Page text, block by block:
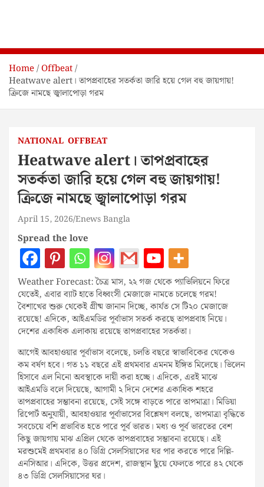
Home Offbeat
Heatwave alert। তাপপ্রবাহের সতর্কতা জারি হয়ে গেল বহু জায়গায়!
ক্রিজে নামছে জ্বালাপোড়া গরম
NATIONAL OFFBEAT
Heatwave alert। তাপপ্রবাহের
সতর্কতা জারি হয়ে গেল বহু জায়গায়!
ক্রিজে নামছে জ্বালাপোড়া গরম
April 15, 2026 Enews Bangla
Spread the love
Weather Forecast: চৈত্র মাস, ২২ গজ থেকে প্যাভিলিয়নে ফিরে
যেতেই, এবার ব্যাট হাতে বিধ্বংসী মেজাজে নামতে চলেছে গরম!
বৈশাখের শুরু থেকেই গ্রীষ্ম জানান দিচ্ছে, কার্যত সে টি২০ মেজাজে
রয়েছে! এদিকে, আইএমডির পূর্বাভাস সতর্ক করছে তাপপ্রবাহ নিয়ে।
দেশের একাধিক এলাকায় রয়েছে তাপপ্রবাহের সতর্কতা।
আগেই আবহাওয়ার পূর্বাভাস বলেছে, চলতি বছরে স্বাভাবিকের থেকেও
কম বর্ষণ হবে। গত ১১ বছরে এই প্রথমবার এমনম ইঙ্গিত মিলেছে। ভিলেন
হিসাবে এল নিনো অবস্থাকে দায়ী করা হচ্ছে। এদিকে, এরই মাঝে
আইএমডি বলে দিয়েছে, আগামী ২ দিনে দেশের একাধিক শহরে
তাপপ্রবাহের সম্ভাবনা রয়েছে, সেই সঙ্গে বাড়তে পারে তাপমাত্রা। মিডিয়া
রিপোর্ট অনুযায়ী, আবহাওয়ার পূর্বাভাসের বিশ্লেষণ বলছে, তাপমাত্রা বৃদ্ধিতে
সবচেয়ে বশি প্রভাবিত হতে পারে পূর্ব ভারত। মধ্য ও পূর্ব ভারতের বেশ
কিছু জায়গায় মাঝ এপ্রিল থেকে তাপপ্রবাহের সম্ভাবনা রয়েছে। এই
মরশুমেই প্রথমবার ৪০ ডিগ্রি সেলসিয়াসের ঘর পার করতে পারে দিল্লি-
এনসিআর। এদিকে, উত্তর প্রদেশ, রাজস্থান ছুঁয়ে ফেলতে পারে ৪২ থেকে
৪৩ ডিগ্রি সেলসিয়াসের ঘর।